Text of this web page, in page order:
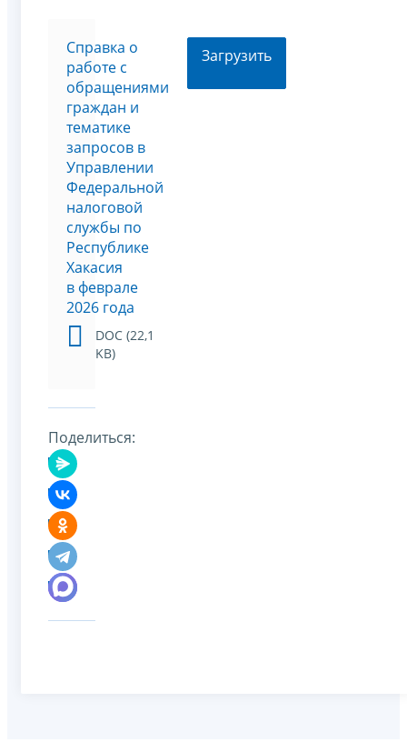
Справка о
работе с
обращениями
граждан и
тематике
запросов в
Управлении
Федеральной
налоговой
службы по
Республике
Хакасия
в феврале
2026 года
DOC (22,1
KB)
Загрузить
Поделиться: